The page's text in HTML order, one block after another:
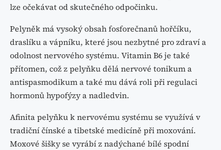
lze očekávat od skutečného odpočinku.
Pelyněk má vysoký obsah fosforečnanů hořčíku,
draslíku a vápníku, které jsou nezbytné pro zdraví a
odolnost nervového systému. Vitamin B6 je také
přítomen, což z pelyňku dělá nervové tonikum a
antispasmodikum a také mu dává roli při regulaci
hormonů hypofýzy a nadledvin.
Afinita pelyňku k nervovému systému se využívá v
tradiční čínské a tibetské medicíně při moxování.
Moxové šišky se vyrábí z nadýchané bílé spodní